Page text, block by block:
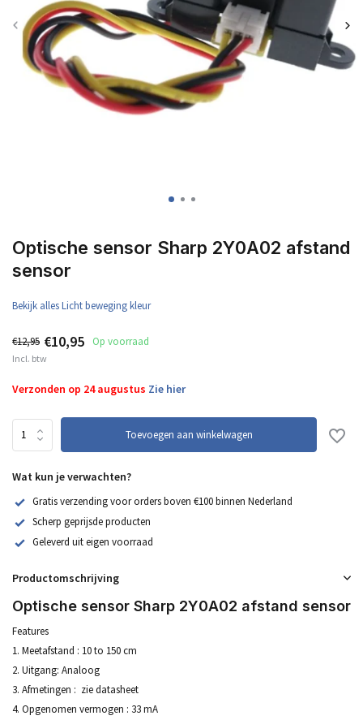
Optische sensor Sharp 2Y0A02 afstand
sensor
Bekijk alles Licht beweging kleur
€12,95 €10,95 Op voorraad
Incl. btw
Verzonden op 24 augustus Zie hier
Toevoegen aan winkelwagen
Wat kun je verwachten?
Gratis verzending voor orders boven €100 binnen Nederland
Scherp geprijsde producten
Geleverd uit eigen voorraad
Productomschrijving
Optische sensor Sharp 2Y0A02 afstand sensor
Features
1. Meetafstand : 10 to 150 cm
2. Uitgang: Analoog
3. Afmetingen : zie datasheet
4. Opgenomen vermogen : 33 mA